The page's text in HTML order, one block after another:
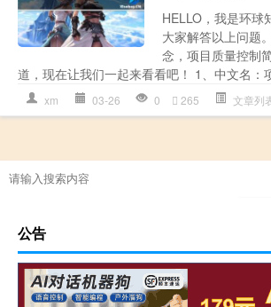
HELLO，我是环球
大家解答以上问题
念，项目质量控制
道，现在让我们一起来看看吧！ 1、中文名：
xm 03-26 0 265 文章列
公告